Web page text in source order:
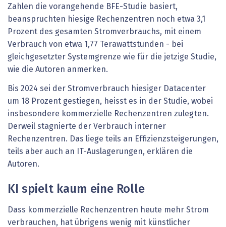
Zahlen die vorangehende BFE-Studie basiert,
beanspruchten hiesige Rechenzentren noch etwa 3,1
Prozent des gesamten Stromverbrauchs, mit einem
Verbrauch von etwa 1,77 Terawattstunden - bei
gleichgesetzter Systemgrenze wie für die jetzige Studie,
wie die Autoren anmerken.
Bis 2024 sei der Stromverbrauch hiesiger Datacenter
um 18 Prozent gestiegen, heisst es in der Studie, wobei
insbesondere kommerzielle Rechenzentren zulegten.
Derweil stagnierte der Verbrauch interner
Rechenzentren. Das liege teils an Effizienzsteigerungen,
teils aber auch an IT-Auslagerungen, erklären die
Autoren.
KI spielt kaum eine Rolle
Dass kommerzielle Rechenzentren heute mehr Strom
verbrauchen, hat übrigens wenig mit künstlicher